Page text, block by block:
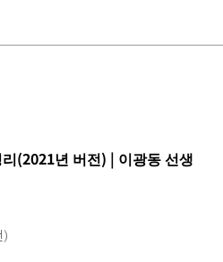
(2021년 버전) | 이광동 선생
)